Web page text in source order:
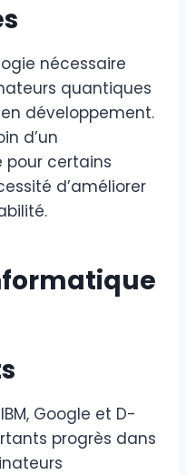
nécessaire
quantiques
développement.
d’un
pour certains
d’améliorer
Google et D-
progrès dans